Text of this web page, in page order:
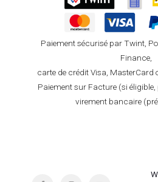
Paiement sécurisé par Twint,
Finance,
carte de crédit Visa, MasterCard
Paiement sur Facture (si
virement bancaire